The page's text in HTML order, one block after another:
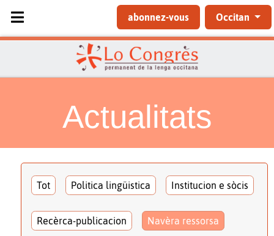
Sélectionnez votre langue
abonnez-vous Occitan
Actualitats
Tot Politica lingüistica Institucion e sòcis
Recèrca-publicacion Navèra ressorsa